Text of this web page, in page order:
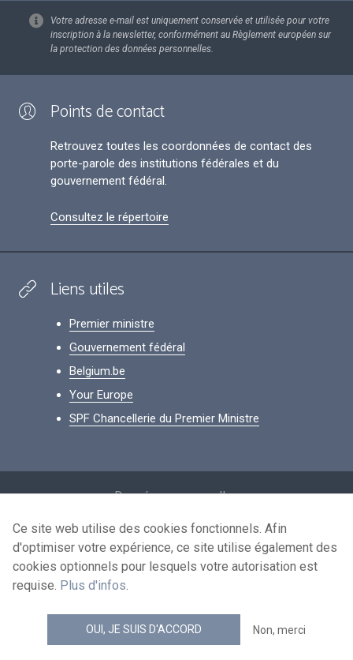
Votre adresse e-mail est uniquement conservée et utilisée pour votre
inscription à la newsletter, conformément au Règlement européen sur
la protection des données personnelles.
Points de contact
Retrouvez toutes les coordonnées de contact des
porte-parole des institutions fédérales et du
gouvernement fédéral.
Consultez le répertoire
Liens utiles
Premier ministre
Gouvernement fédéral
Belgium.be
Your Europe
SPF Chancellerie du Premier Ministre
Données personnelles
Conditions de réutilisation
Contactez-nous
news.belgium flux RSS
© 2026 - news.belgium.be
Ce site web utilise des cookies fonctionnels. Afin
d'optimiser votre expérience, ce site utilise également des
cookies optionnels pour lesquels votre autorisation est
requise. Plus d'infos.
OUI, JE SUIS D'ACCORD Non, merci